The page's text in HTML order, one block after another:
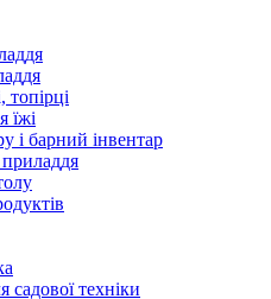
їжі
і барний інвентар
садової техніки